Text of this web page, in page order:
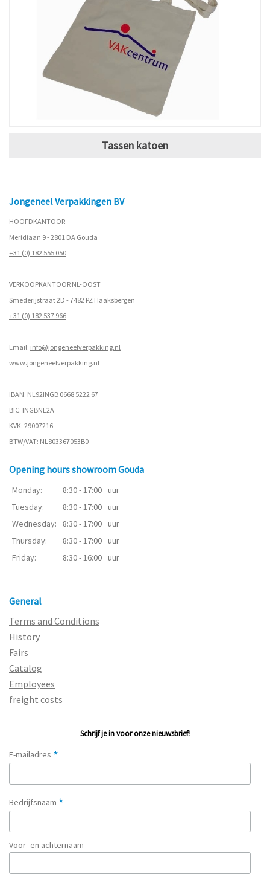
Tassen katoen
Jongeneel Verpakkingen BV
HOOFDKANTOOR
Meridiaan 9 - 2801 DA Gouda
+31 (0) 182 555 050
VERKOOPKANTOOR NL-OOST
Smederijstraat 2D - 7482 PZ Haaksbergen
+31 (0) 182 537 966
Email: info@jongeneelverpakking.nl
www.jongeneelverpakking.nl
IBAN: NL92INGB 0668 5222 67
BIC: INGBNL2A
KVK: 29007216
BTW/VAT: NL803367053B0
Opening hours showroom Gouda
Monday: 8:30 - 17:00 uur
Tuesday:
8:30 - 17:00 uur
Wednesday:
8:30 - 17:00 uur
Thursday:
8:30 - 17:00 uur
Friday:
8:30 - 16:00 uur
General
Terms and Conditions
History
Fairs
Catalog
Employees
freight costs
Schrijf je in voor onze nieuwsbrief!
E-mailadres *
Bedrijfsnaam *
Voor- en achternaam